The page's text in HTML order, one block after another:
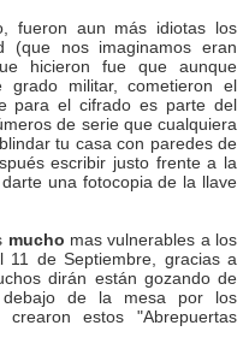
fueron aun más idiotas los
(que nos imaginamos eran
hicieron fue que aunque
grado militar, cometieron el
para el cifrado es parte del
de serie que cualquiera
tu casa con paredes de
escribir justo frente a la
una fotocopia de la llave
mucho mas vulnerables a los
de Septiembre, gracias a
dirán están gozando de
debajo de la mesa por los
estos "Abrepuertas